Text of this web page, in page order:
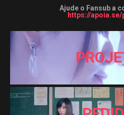
Ajude o Fansub a
https://apoia.se/